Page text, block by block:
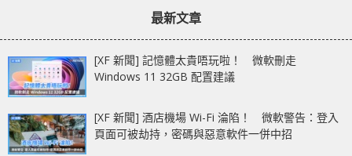
最新文章
[XF 新聞] 記憶體太貴唔玩啦！ 微軟刪走
Windows 11 32GB 配置建議
[XF 新聞] 酒店機場 Wi-Fi 淪陷！ 微軟警告：登入
頁面可被劫持，密碼與惡意軟件一併中招